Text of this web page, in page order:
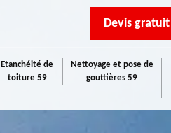
Devis gratuit
Etanchéité de
toiture 59
Nettoyage et pose de
gouttières 59